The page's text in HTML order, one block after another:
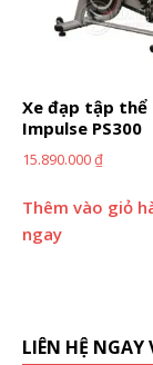
Xe đạp tập thể
Impulse PS300
15.890.000₫
Thêm vào giỏ
ngay
LIÊN HỆ